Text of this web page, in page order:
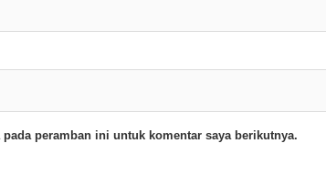
peramban ini untuk komentar saya berikutnya.